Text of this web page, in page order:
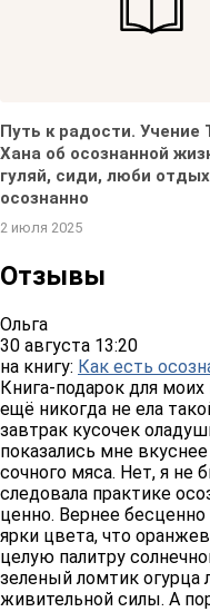
Путь к радости. Учение
Хана об осознанной
гуляй, сиди, люби
осознанно
2 июля 2025
Отзывы
Ольга
30 августа 13:20
на книгу: Как есть
Книга-подарок для
ещё никогда не ела
завтрак кусочек
показались мне
сочного мяса. Нет, я не
следовала практике
ценно. Вернее
ярки цвета, что
целую палитру
зеленый ломтик огурца
живительной силы. А